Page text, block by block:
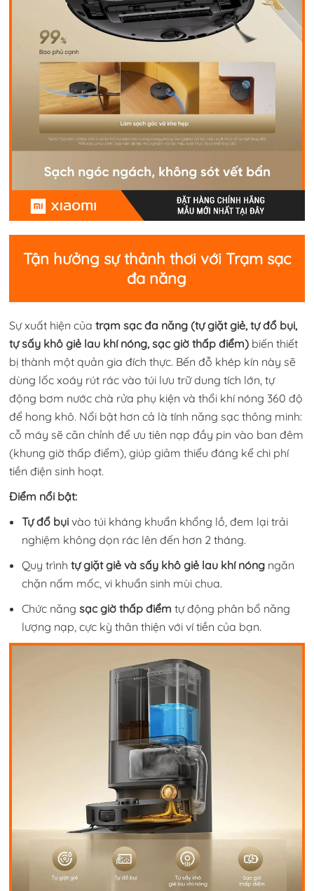
Tận hưởng sự thảnh thơi với Trạm sạc
đa năng
Sự xuất hiện củatrạm sạc đa năng (tự giặt giẻ, tự đổ bụi,
tự sấy khô giẻ lau khí nóng, sạc giờ thấp điểm) biến thiết
bị thành một quản gia đích thực. Bến đỗ khép kín này sẽ
dùng lốc xoáy rút rác vào túi lưu trữ dung tích lớn, tự
động bơm nước chà rửa phụ kiện và thổi khí nóng 360 độ
để hong khô. Nổi bật hơn cả là tính năng sạc thông minh:
cỗ máy sẽ căn chỉnh để ưu tiên nạp đầy pin vào ban đêm
(khung giờ thấp điểm), giúp giảm thiểu đáng kể chi phí
tiền điện sinh hoạt.
Điểm nổi bật:
Tự đổ bụi vào túi kháng khuẩn khổng lồ, đem lại trải
nghiệm không dọn rác lên đến hơn 2 tháng.
Quy trìnhtự giặt giẻ và sấy khô giẻ lau khí nóng ngăn
chặn nấm mốc, vi khuẩn sinh mùi chua.
Chức năngsạc giờ thấp điểm tự động phân bổ năng
lượng nạp, cực kỳ thân thiện với ví tiền của bạn.